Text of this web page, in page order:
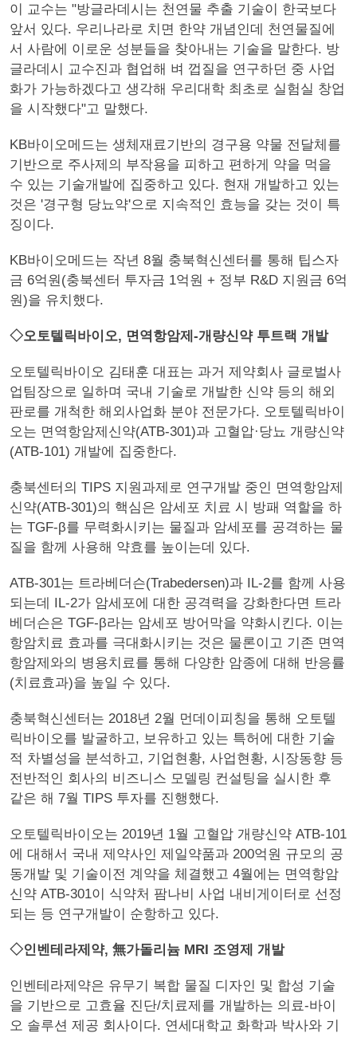
이 교수는 "방글라데시는 천연물 추출 기술이 한국보다
앞서 있다. 우리나라로 치면 한약 개념인데 천연물질에
서 사람에 이로운 성분들을 찾아내는 기술을 말한다. 방
글라데시 교수진과 협업해 벼 껍질을 연구하던 중 사업
화가 가능하겠다고 생각해 우리대학 최초로 실험실 창업
을 시작했다"고 말했다.
KB바이오메드는 생체재료기반의 경구용 약물 전달체를
기반으로 주사제의 부작용을 피하고 편하게 약을 먹을
수 있는 기술개발에 집중하고 있다. 현재 개발하고 있는
것은 '경구형 당뇨약'으로 지속적인 효능을 갖는 것이 특
징이다.
KB바이오메드는 작년 8월 충북혁신센터를 통해 팁스자
금 6억원(충북센터 투자금 1억원 + 정부 R&D 지원금 6억
원)을 유치했다.
◇오토텔릭바이오, 면역항암제-개량신약 투트랙 개발
오토텔릭바이오 김태훈 대표는 과거 제약회사 글로벌사
업팀장으로 일하며 국내 기술로 개발한 신약 등의 해외
판로를 개척한 해외사업화 분야 전문가다. 오토텔릭바이
오는 면역항암제신약(ATB-301)과 고혈압·당뇨 개량신약
(ATB-101) 개발에 집중한다.
충북센터의 TIPS 지원과제로 연구개발 중인 면역항암제
신약(ATB-301)의 핵심은 암세포 치료 시 방패 역할을 하
는 TGF-β를 무력화시키는 물질과 암세포를 공격하는 물
질을 함께 사용해 약효를 높이는데 있다.
ATB-301는 트라베더슨(Trabedersen)과 IL-2를 함께 사용
되는데 IL-2가 암세포에 대한 공격력을 강화한다면 트라
베더슨은 TGF-β라는 암세포 방어막을 약화시킨다. 이는
항암치료 효과를 극대화시키는 것은 물론이고 기존 면역
항암제와의 병용치료를 통해 다양한 암종에 대해 반응률
(치료효과)을 높일 수 있다.
충북혁신센터는 2018년 2월 먼데이피칭을 통해 오토텔
릭바이오를 발굴하고, 보유하고 있는 특허에 대한 기술
적 차별성을 분석하고, 기업현황, 사업현황, 시장동향 등
전반적인 회사의 비즈니스 모델링 컨설팅을 실시한 후
같은 해 7월 TIPS 투자를 진행했다.
오토텔릭바이오는 2019년 1월 고혈압 개량신약 ATB-101
에 대해서 국내 제약사인 제일약품과 200억원 규모의 공
동개발 및 기술이전 계약을 체결했고 4월에는 면역항암
신약 ATB-301이 식약처 팜나비 사업 내비게이터로 선정
되는 등 연구개발이 순항하고 있다.
◇인벤테라제약, 無가돌리늄 MRI 조영제 개발
인벤테라제약은 유무기 복합 물질 디자인 및 합성 기술
을 기반으로 고효율 진단/치료제를 개발하는 의료-바이
오 솔루션 제공 회사이다. 연세대학교 화학과 박사와 기